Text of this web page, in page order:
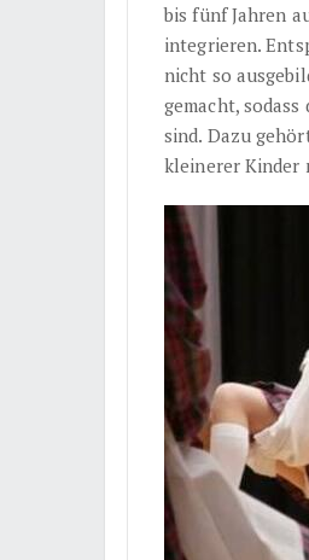
bis fünf Jahren
integrieren.
nicht so
gemacht,
sind. Dazu
kleinerer Kinder